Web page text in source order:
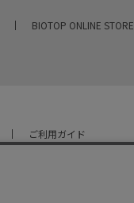
BIOTOP ONLINE STORE
ご利用ガイド